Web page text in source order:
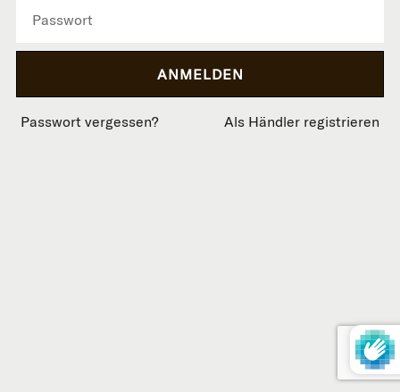
Passwort vergessen? Als Händler registrieren